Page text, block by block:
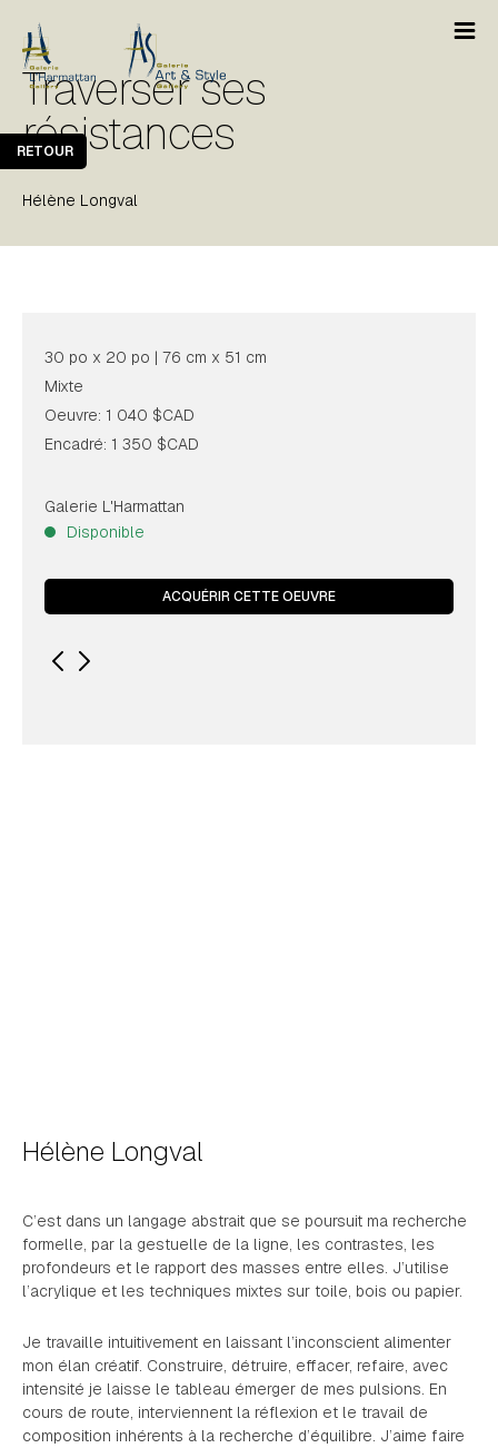
Traverser ses
résistances
Hélène Longval
RETOUR
30 po x 20 po | 76 cm x 51 cm
Mixte
Oeuvre: 1 040 $CAD
Encadré: 1 350 $CAD
Galerie L'Harmattan
Disponible
ACQUÉRIR CETTE OEUVRE
Hélène Longval
C’est dans un langage abstrait que se poursuit ma recherche
formelle, par la gestuelle de la ligne, les contrastes, les
profondeurs et le rapport des masses entre elles. J’utilise
l’acrylique et les techniques mixtes sur toile, bois ou papier.
Je travaille intuitivement en laissant l’inconscient alimenter
mon élan créatif. Construire, détruire, effacer, refaire, avec
intensité je laisse le tableau émerger de mes pulsions. En
cours de route, interviennent la réflexion et le travail de
composition inhérents à la recherche d’équilibre. J’aime faire